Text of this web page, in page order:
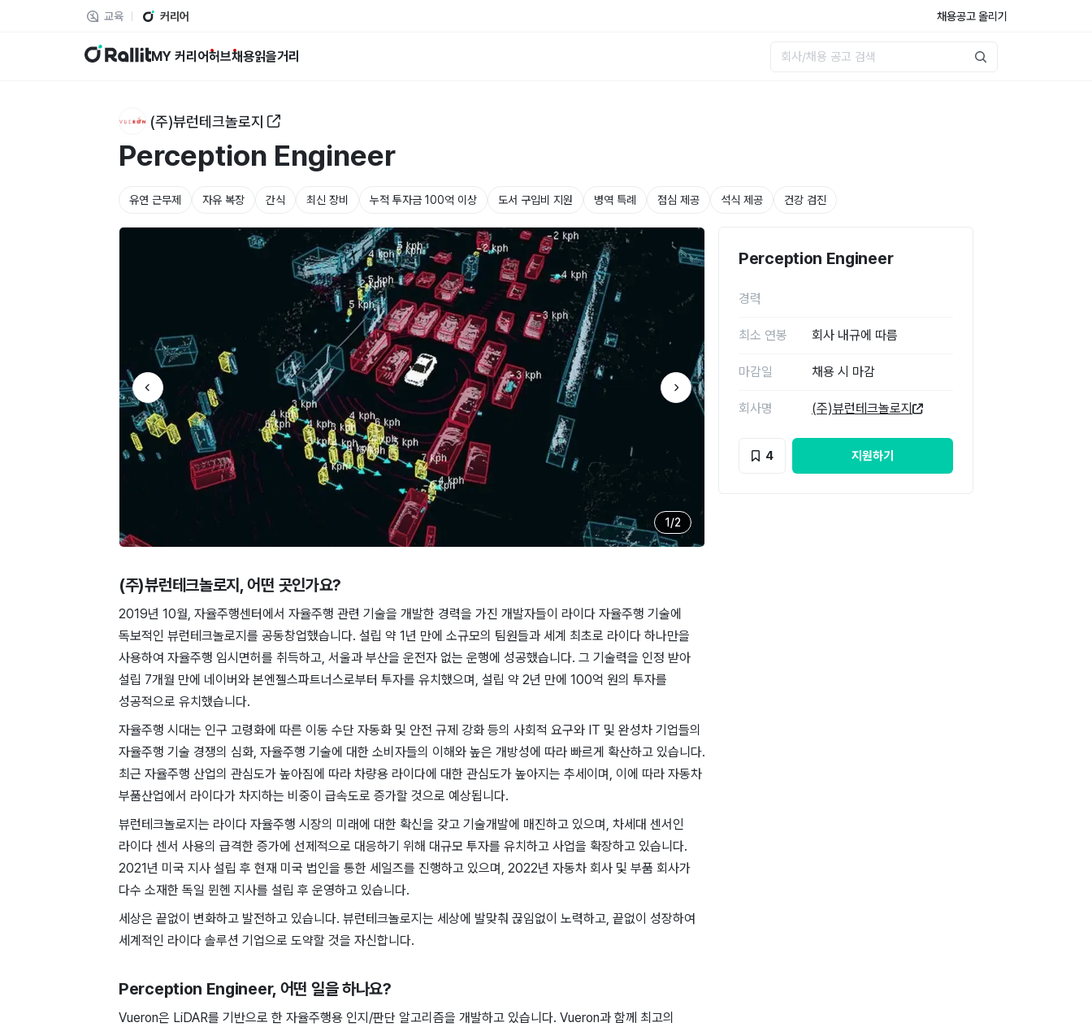
교육 커리어 채용공고 올리기
랠릿 MY 커리어허브채용읽을거리
(주)뷰런테크놀로지
Perception Engineer
유연 근무제 자유 복장 간식 최신 장비 누적 투자금 100억 이상 도서 구입비 지원 병역 특례 점심 제공 석식 제공 건강 검진
1/2
(주)뷰런테크놀로지 , 어떤 곳인가요?
2019년 10월, 자율주행센터에서 자율주행 관련 기술을 개발한 경력을 가진 개발자들이 라이다 자율주행 기술에
독보적인 뷰런테크놀로지를 공동창업했습니다. 설립 약 1년 만에 소규모의 팀원들과 세계 최초로 라이다 하나만을
사용하여 자율주행 임시면허를 취득하고, 서울과 부산을 운전자 없는 운행에 성공했습니다. 그 기술력을 인정 받아
설립 7개월 만에 네이버와 본엔젤스파트너스로부터 투자를 유치했으며, 설립 약 2년 만에 100억 원의 투자를
성공적으로 유치했습니다.
자율주행 시대는 인구 고령화에 따른 이동 수단 자동화 및 안전 규제 강화 등의 사회적 요구와 IT 및 완성차 기업들의
자율주행 기술 경쟁의 심화, 자율주행 기술에 대한 소비자들의 이해와 높은 개방성에 따라 빠르게 확산하고 있습니다.
최근 자율주행 산업의 관심도가 높아짐에 따라 차량용 라이다에 대한 관심도가 높아지는 추세이며, 이에 따라 자동차
부품산업에서 라이다가 차지하는 비중이 급속도로 증가할 것으로 예상됩니다.
뷰런테크놀로지는 라이다 자율주행 시장의 미래에 대한 확신을 갖고 기술개발에 매진하고 있으며, 차세대 센서인
라이다 센서 사용의 급격한 증가에 선제적으로 대응하기 위해 대규모 투자를 유치하고 사업을 확장하고 있습니다.
2021년 미국 지사 설립 후 현재 미국 법인을 통한 세일즈를 진행하고 있으며, 2022년 자동차 회사 및 부품 회사가
다수 소재한 독일 뮌헨 지사를 설립 후 운영하고 있습니다.
세상은 끝없이 변화하고 발전하고 있습니다. 뷰런테크놀로지는 세상에 발맞춰 끊임없이 노력하고, 끝없이 성장하여
세계적인 라이다 솔루션 기업으로 도약할 것을 자신합니다.
Perception Engineer, 어떤 일을 하나요?
Vueron은 LiDAR를 기반으로 한 자율주행용 인지/판단 알고리즘을 개발하고 있습니다. Vueron과 함께 최고의
Perception Engineer
경력
최소 연봉 회사 내규에 따름
마감일 채용 시 마감
회사명 (주)뷰런테크놀로지
4 지원하기